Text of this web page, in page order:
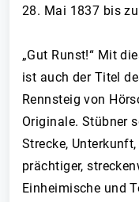
28. Mai 1837 bis
„Gut Runst!“ Mit
ist auch der Titel
Rennsteig von
Originale. Stübner
Strecke,
prächtiger,
Einheimische und